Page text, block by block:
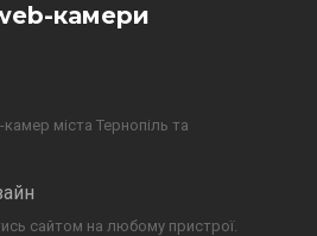
камери
міста Тернопіль та
сайтом на любому пристрої.